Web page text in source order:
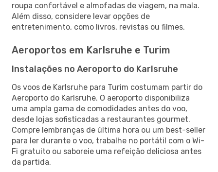
roupa confortável e almofadas de viagem, na mala.
Além disso, considere levar opções de
entretenimento, como livros, revistas ou filmes.
Aeroportos em Karlsruhe e Turim
Instalações no Aeroporto do Karlsruhe
Os voos de Karlsruhe para Turim costumam partir do
Aeroporto do Karlsruhe. O aeroporto disponibiliza
uma ampla gama de comodidades antes do voo,
desde lojas sofisticadas a restaurantes gourmet.
Compre lembranças de última hora ou um best-seller
para ler durante o voo, trabalhe no portátil com o Wi-
Fi gratuito ou saboreie uma refeição deliciosa antes
da partida.